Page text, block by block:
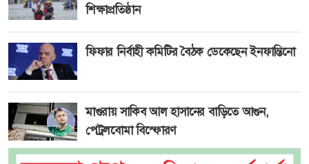
শিক্ষাপ্রতিষ্ঠান
ফিফার নির্বাহী কমিটির বৈঠক ডেকেছেন ইনফান্তিনো
মাগুরায় সাকিব আল হাসানের বাড়িতে আগুন,
পেট্রলবোমা বিস্ফোরণ